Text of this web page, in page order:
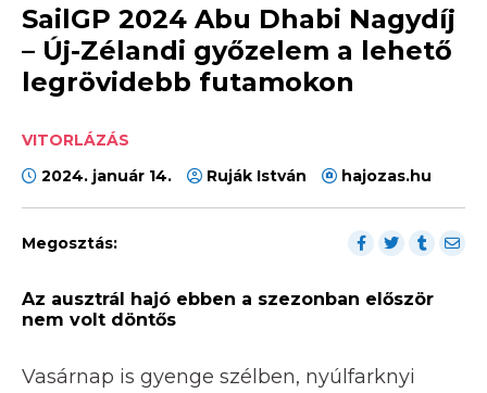
SailGP 2024 Abu Dhabi Nagydíj
– Új-Zélandi győzelem a lehető
legrövidebb futamokon
VITORLÁZÁS
2024. január 14.
Ruják István hajozas.hu
Megosztás:
Az ausztrál hajó ebben a szezonban először
nem volt döntős
Vasárnap is gyenge szélben, nyúlfarknyi